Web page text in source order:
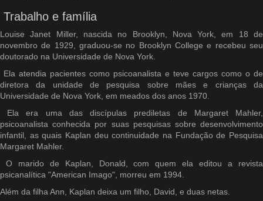
Trabalho e família
Louise Janet Miller, nascida no Brooklyn, Nova York, em 18 de
novembro de 1929, graduou-se no Brooklyn College e recebeu seu
doutorado na Universidade de Nova York.
Ela atendia pacientes como psicoanalista e teve cargos como o de
diretora da unidade de pesquisa sobre mães e crianças da
Universidade de Nova York, em meados dos anos 1970.
Ela era uma das discípulas prediletas de Margaret Mahler,
psicoanalista conhecida por suas pesquisas sobre desenvolvimento
infantil, as quais Kaplan deu continuidade na Fundação de Pesquisa
Margaret Mahler.
O marido de Kaplan, Donald, com quem ela editou a revista
psicanalítica "American Imago", morreu em 1994.
Além da filha Ann, Kaplan deixa um filho, David, e duas netas.